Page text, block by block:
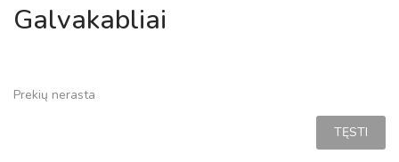
Galvakabliai
Prekių nerasta
TĘSTI